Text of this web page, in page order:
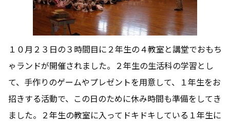
１０月２３日の３時間目に２年生の４教室と講堂でおもち
ゃランドが開催されました。２年生の生活科の学習とし
て、手作りのゲームやプレゼントを用意して、１年生をお
招きする活動で、この日のために休み時間も準備をしてき
ました。２年生の教室に入ってドキドキしている１年生に